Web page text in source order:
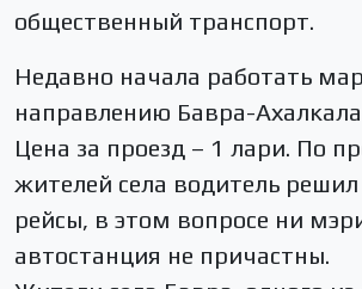
общественный транспорт.
Недавно начала работать
направлению Бавра-
Цена за проезд – 1 лари. По
жителей села водитель решил
рейсы, в этом вопросе ни
автостанция не причастны.